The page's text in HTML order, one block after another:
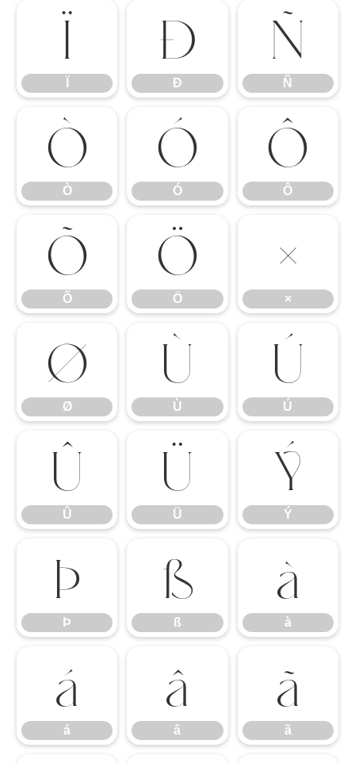
Ï Ð
Ð
Ñ
Ñ
Ò
Ò
Ó
Ó
Ô
Ô
Õ
Õ
Ö
Ö
×
×
Ø
Ø
Ù
Ù
Ú
Ú
Û
Û
Ü
Ü
Ý
Ý
Þ
Þ
ß
ß
à
à
á
á
â
â
ã
ã